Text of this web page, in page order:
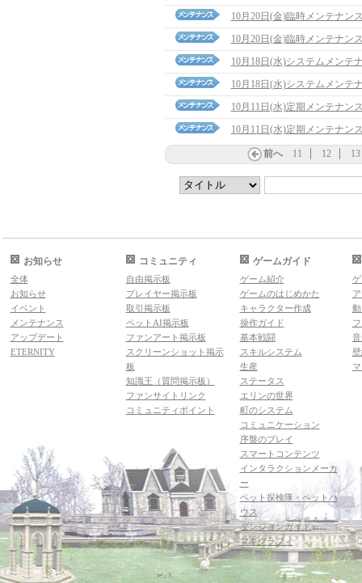
10月20日(金)臨時メンテナン
10月20日(金)臨時メンテナン
10月18日(水)システムメンテ
10月18日(水)システムメンテ
10月11日(水)定期メンテナン
10月11日(水)定期メンテナン
前へ 11 12 13
お知らせ
全体
お知らせ
イベント
メンテナンス
アップデート
ETERNITY
コミュニティ
自由掲示板
プレイヤー掲示板
取引掲示板
ペットAI掲示板
ファンアート掲示板
スクリーンショット掲示
板
知識王（質問掲示板）
ファンサイトリンク
コミュニティポイント
ゲームガイド
ゲーム紹介
ゲームのはじめかた
キャラクター作成
操作ガイド
基本戦闘
スキルシステム
生産
ステータス
エリンの世界
町のシステム
コミュニケーション
序盤のプレイ
スマートコンテンツ
インタラクションメーカ
ー
ペット探検隊・ペットハ
ウス
ダンジョンガイド
マギグラフィ